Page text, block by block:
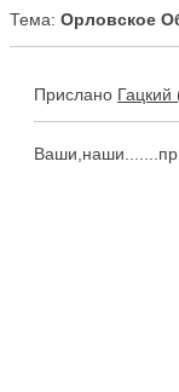
Тема: Орловское
Прислано Гацкий